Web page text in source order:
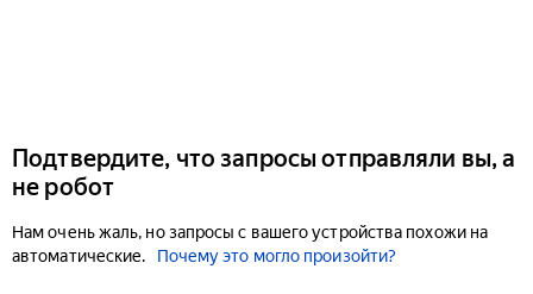
Подтвердите, что запросы отправляли вы, а
не робот
Нам очень жаль, но запросы с вашего устройства похожи на
автоматические.
Почему это могло произойти?